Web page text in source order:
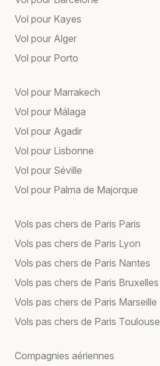
Vol pour Kayes
Vol pour Alger
Vol pour Porto
Vol pour Marrakech
Vol pour Málaga
Vol pour Agadir
Vol pour Lisbonne
Vol pour Séville
Vol pour Palma de Majorque
Vols pas chers de Paris Paris
Vols pas chers de Paris Lyon
Vols pas chers de Paris Nantes
Vols pas chers de Paris Bruxelles
Vols pas chers de Paris Marseille
Vols pas chers de Paris Toulouse
Compagnies aériennes